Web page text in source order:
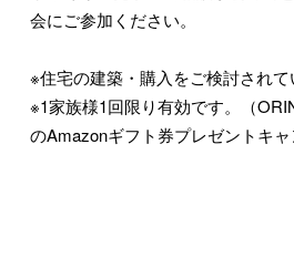
会にご参加ください。
※住宅の建築・購入をご検討されて
※1家族様1回限り有効です。（
のAmazonギフト券プレゼントキャ